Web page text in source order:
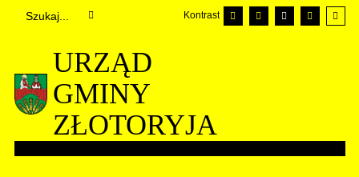
Kontrast
URZĄD
GMINY
ZŁOTORYJA